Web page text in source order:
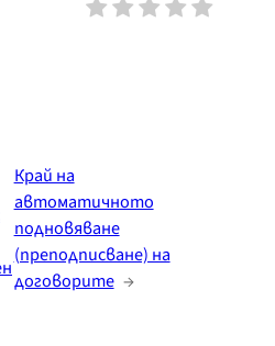
Край на
автоматичното
подновяване
(преподписване) на
договорите →